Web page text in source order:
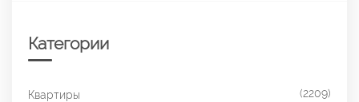
Категории
Квартиры (2209)